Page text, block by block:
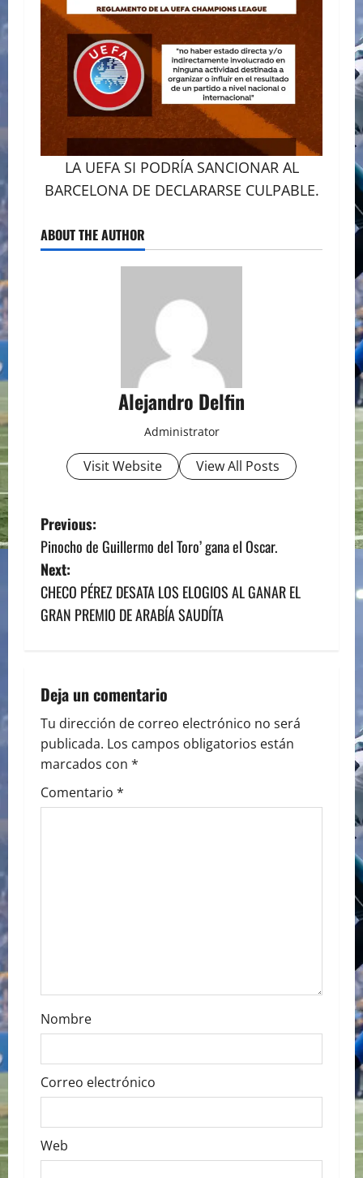
LA UEFA SI PODRÍA SANCIONAR AL
BARCELONA DE DECLARARSE CULPABLE.
ABOUT THE AUTHOR
Alejandro Delfin
Administrator
Visit Website View All Posts
P
o
s
t
a
v
i
g
Previous:
Pinocho de Guillermo del Toro’ gana el Oscar.
Next:
CHECO PÉREZ DESATA LOS ELOGIOS AL GANAR EL
GRAN PREMIO DE ARABÍA SAUDÍTA
Deja un comentario
Tu dirección de correo electrónico no será
publicada. Los campos obligatorios están
marcados con *
Comentario *
Nombre
Correo electrónico
Web